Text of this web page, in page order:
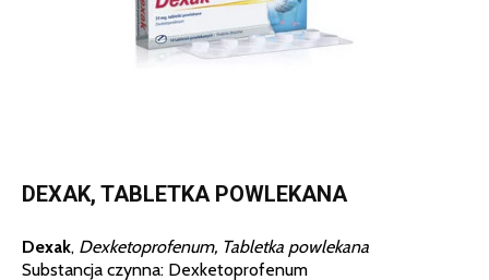
DEXAK, TABLETKA POWLEKANA
Dexak, Dexketoprofenum, Tabletka powlekana
Substancja czynna: Dexketoprofenum